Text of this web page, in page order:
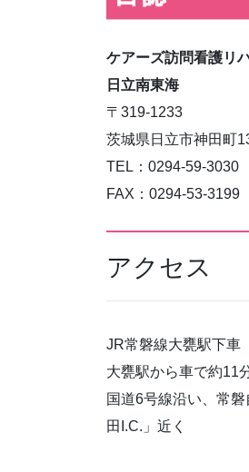
ケアーズ訪問看護リ
日立南東海
〒319-1233
茨城県日立市神田町
TEL：0294-59-3030
FAX：0294-53-3199
アクセス
JR常磐線大甕駅下
大甕駅から車で約11
国道6号線沿い、常
田I.C.」近く